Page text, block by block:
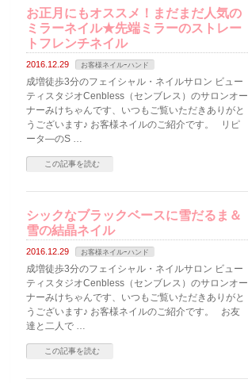
お正月にもオススメ！まだまだ人気の
ミラーネイル★先端ミラーのストレー
トフレンチネイル
2016.12.29 お客様ネイルｰハンド
成増徒歩3分のフェイシャル・ネイルサロン ビュー
ティスタジオCenbless（センブレス）のサロンオー
ナーみけちゃんです、いつもご覧いただきありがと
うございます♪ お客様ネイルのご紹介です。 リピ
ータ―のS …
この記事を読む
シックなブラックベースに雪だるま＆
雪の結晶ネイル
2016.12.29 お客様ネイルｰハンド
成増徒歩3分のフェイシャル・ネイルサロン ビュー
ティスタジオCenbless（センブレス）のサロンオー
ナーみけちゃんです、いつもご覧いただきありがと
うございます♪ お客様ネイルのご紹介です。 お友
達と二人で …
この記事を読む